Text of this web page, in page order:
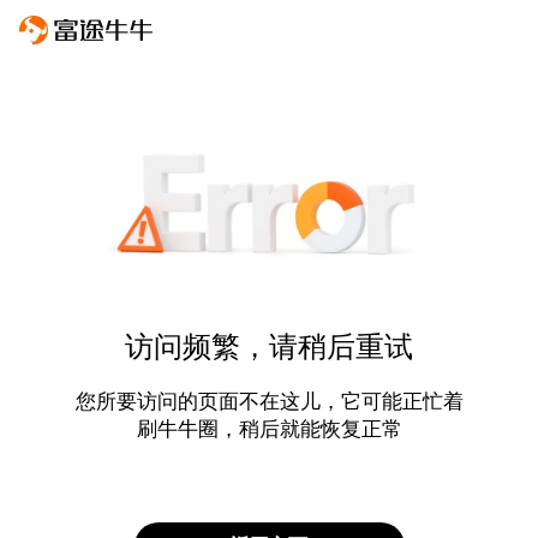
访问频繁，请稍后重试
您所要访问的页面不在这儿，它可能正忙着
刷牛牛圈，稍后就能恢复正常